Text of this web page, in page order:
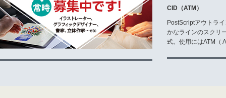
CID（ATM）
PostScriptアウトラ
かなラインのスクリ
式。使用にはATM（